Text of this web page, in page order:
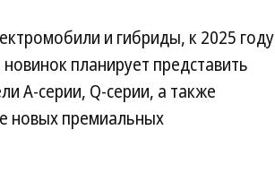
и гибриды, к 2025 году
планирует представить
A-серии, Q-серии, а также
новых премиальных